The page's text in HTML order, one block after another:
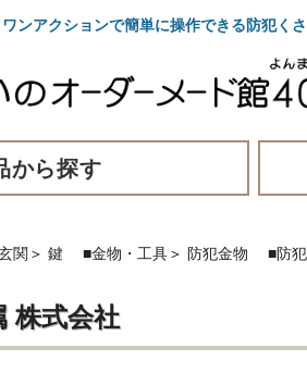
アクションで簡単に操作できる防犯く
から探す
関 ＞ 鍵 ■金物・工具＞ 防犯金物 ■防
株式会社